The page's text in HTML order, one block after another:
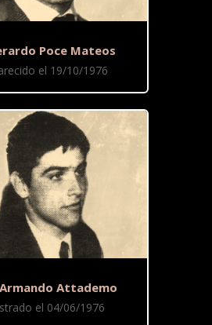
Poce Mateos
el 19/10/1976
Attademo
el 04/06/1976